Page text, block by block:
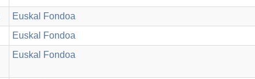
Euskal Fondoa
Euskal Fondoa
Euskal Fondoa